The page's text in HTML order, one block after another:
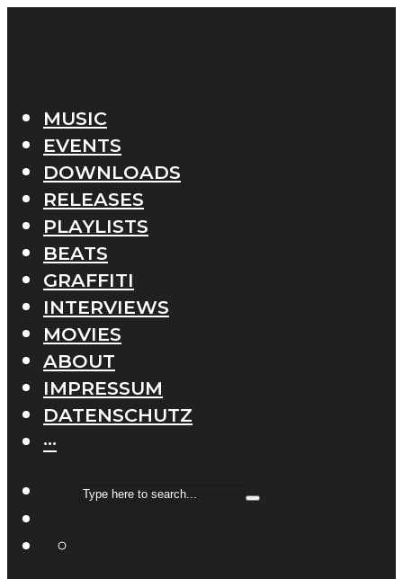
MUSIC
EVENTS
DOWNLOADS
RELEASES
PLAYLISTS
BEATS
GRAFFITI
INTERVIEWS
MOVIES
ABOUT
IMPRESSUM
DATENSCHUTZ
···